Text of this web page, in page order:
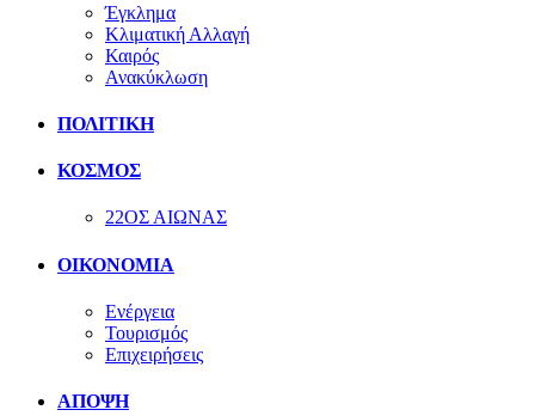
Έγκλημα
Κλιματική Αλλαγή
Καιρός
Ανακύκλωση
ΠΟΛΙΤΙΚΗ
ΚΟΣΜΟΣ
22ΟΣ ΑΙΩΝΑΣ
ΟΙΚΟΝΟΜΙΑ
Ενέργεια
Τουρισμός
Επιχειρήσεις
ΑΠΟΨΗ